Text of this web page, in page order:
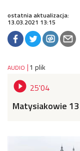
ostatnia aktualizacja:
13.03.2021 13:15
AUDIO 1 plik
 25'04
Matysiakowie